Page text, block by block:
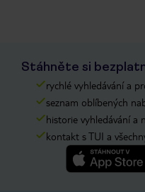
Stáhněte si
rychlé vyhledávání a
seznam oblíbených
historie vyhledávání a
kontakt s TUI a